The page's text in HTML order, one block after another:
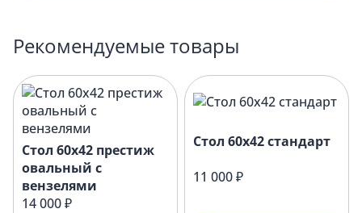
Рекомендуемые товары
Стол 60х42 престиж
овальный с
вензелями
14 000 ₽
Стол 60х42 стандарт
11 000 ₽